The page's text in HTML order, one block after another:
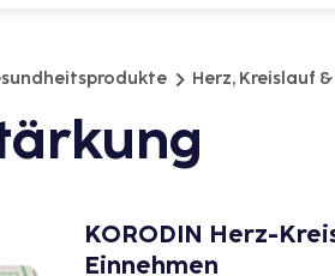
Herz, Kreislauf
KORODIN Herz-
Einnehmen